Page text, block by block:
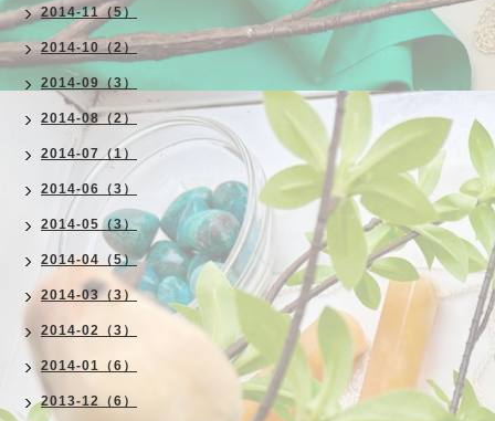
2014-11（5）
2014-10（2）
2014-09（3）
2014-08（2）
2014-07（1）
2014-06（3）
2014-05（3）
2014-04（5）
2014-03（3）
2014-02（3）
2014-01（6）
2013-12（6）